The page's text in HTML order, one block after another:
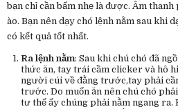
bạn chỉ cần bấm nhẹ là được. Âm
ào. Bạn nên dạy chó lệnh nằm sau khi
có kết quả tốt nhất.
Ra lệnh nằm: Sau khi chú chó đã
thức ăn, tay trái cầm clicker và hô
người cúi về đằng trước,tay phải
trước. Do muốn ăn nên chú chó
tư thế ấy chúng phải nằm ngang ra.